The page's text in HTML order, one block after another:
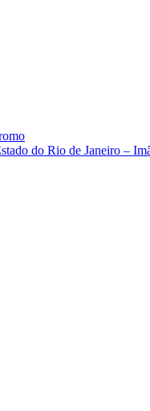
do Rio de Janeiro –